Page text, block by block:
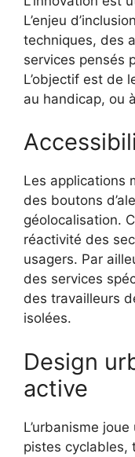
L’enjeu
techniques, des
services pensés
L’objectif est de
au handicap, ou
Les applications
des boutons
géolocalisation.
réactivité des
usagers. Par
des services
des travailleurs
isolées.
Design
active
L’urbanisme
pistes cyclables,